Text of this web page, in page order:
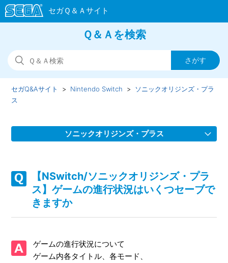
Ｑ＆Ａを検索
セガQ&Aサイト Nintendo Switch
ソニックオリジンズ・プラ
ス
ソニックオリジンズ・プラス
Games Store 版の問い合わせ先はどこですか
【NSwitch/ソニックオリジンズ・プラス】取扱説明書（マ
ニュアル）はどこかで見られますか
ーム画面写真を、動画サイト／SNS等で公開してもいいです
か
【NSwitch/ソニックオリジンズ・プラ
ス】ゲームの進行状況はいくつセーブで
きますか
ゲームの進行状況について
ゲーム内各タイトル、各モード、